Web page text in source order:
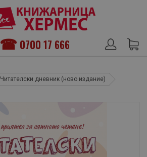
0700 17 666
Читателски дневник (ново издание)